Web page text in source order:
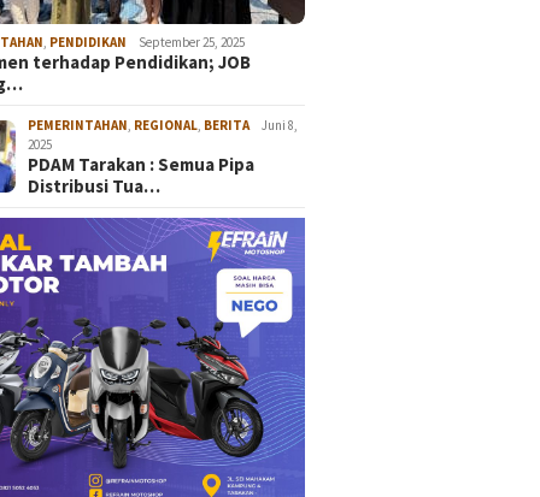
, PENDIDIKAN September 25, 2025
terhadap Pendidikan; JOB
PEMERINTAHAN, REGIONAL, BERITA
Juni 8,
2025
PDAM Tarakan : Semua Pipa
Distribusi Tua…